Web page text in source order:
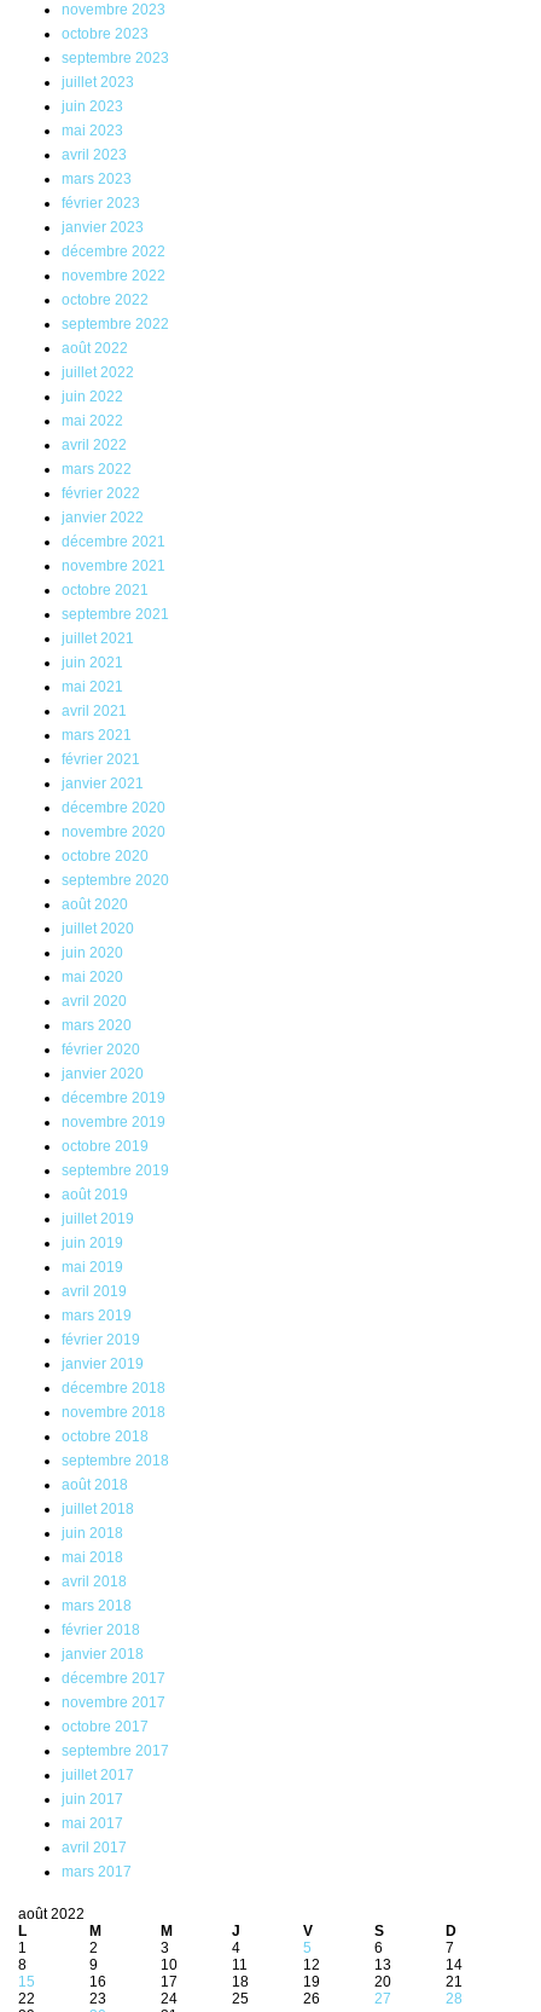
novembre 2023
octobre 2023
septembre 2023
juillet 2023
juin 2023
mai 2023
avril 2023
mars 2023
février 2023
janvier 2023
décembre 2022
novembre 2022
octobre 2022
septembre 2022
août 2022
juillet 2022
juin 2022
mai 2022
avril 2022
mars 2022
février 2022
janvier 2022
décembre 2021
novembre 2021
octobre 2021
septembre 2021
juillet 2021
juin 2021
mai 2021
avril 2021
mars 2021
février 2021
janvier 2021
décembre 2020
novembre 2020
octobre 2020
septembre 2020
août 2020
juillet 2020
juin 2020
mai 2020
avril 2020
mars 2020
février 2020
janvier 2020
décembre 2019
novembre 2019
octobre 2019
septembre 2019
août 2019
juillet 2019
juin 2019
mai 2019
avril 2019
mars 2019
février 2019
janvier 2019
décembre 2018
novembre 2018
octobre 2018
septembre 2018
août 2018
juillet 2018
juin 2018
mai 2018
avril 2018
mars 2018
février 2018
janvier 2018
décembre 2017
novembre 2017
octobre 2017
septembre 2017
juillet 2017
juin 2017
mai 2017
avril 2017
mars 2017
août 2022
L
M M J V S
D
1
2 3 4 5 6
7
8
9 10 11 12 13
14
15
16 17 18 19 20
21
22
23 24 25 26 27
28